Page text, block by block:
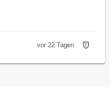
vor 22 Tagen